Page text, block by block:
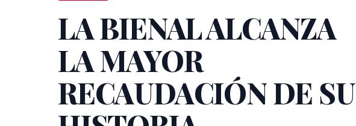
LA BIENAL ALCANZA
LA MAYOR
RECAUDACIÓN DE SU